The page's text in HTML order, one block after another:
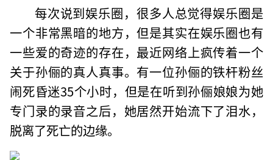
每次说到娱乐圈，很多人总觉得娱乐圈是
一个非常黑暗的地方，但是其实在娱乐圈也有
一些爱的奇迹的存在，最近网络上疯传着一个
关于孙俪的真人真事。有一位孙俪的铁杆粉丝
闹死昏迷35个小时，但是在听到孙俪娘娘为她
专门录的录音之后，她居然开始流下了泪水，
脱离了死亡的边缘。